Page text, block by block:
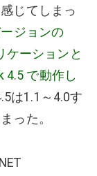
じてしまっ
ジョンの
ケーションと
4.5 で動作し
は1.1～4.0す
った。